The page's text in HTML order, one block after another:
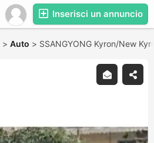
Inserisci un annuncio
> Auto > SSANGYONG Kyron/New